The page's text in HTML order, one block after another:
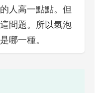
人高一點點。但
問題。所以氣泡
哪一種。